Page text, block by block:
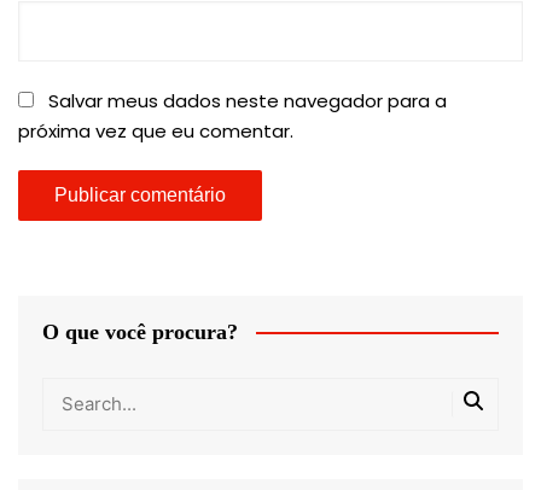
Salvar meus dados neste navegador para a
próxima vez que eu comentar.
O que você procura?